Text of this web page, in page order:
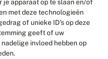
je apparaat op te slaan en/of
met deze technologieën
of unieke ID's op deze
geeft of uw
invloed hebben op